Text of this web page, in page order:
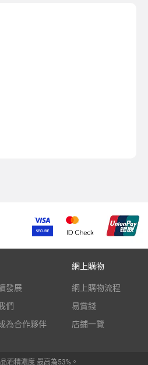
發展
們
為合作夥伴
網上購物
網上購物流程
易賞錢
店鋪一覽
酒精濃度 最高為53%。